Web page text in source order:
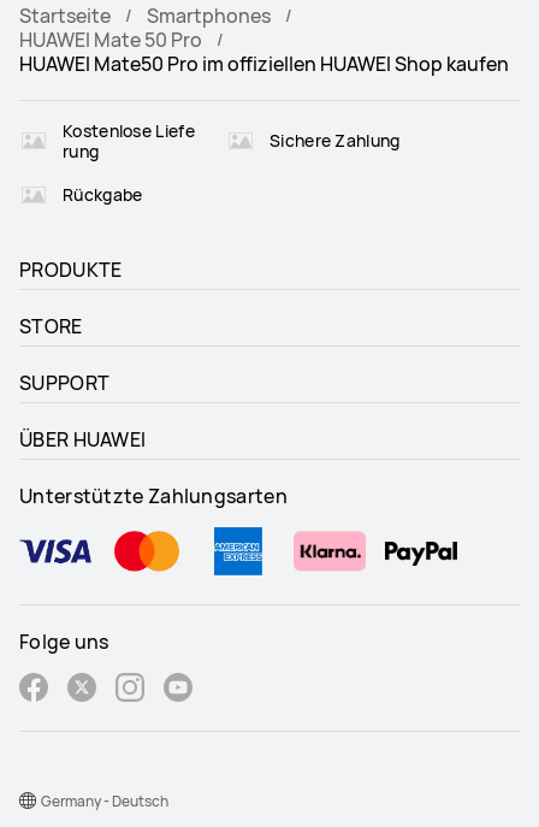
Startseite
Smartphones
HUAWEI Mate 50 Pro
HUAWEI Mate50 Pro im offiziellen HUAWEI Shop kaufen
Kostenlose Liefe
rung
Sichere Zahlung
Rückgabe
PRODUKTE
STORE
SUPPORT
ÜBER HUAWEI
Unterstützte Zahlungsarten
Folge uns
Germany - Deutsch